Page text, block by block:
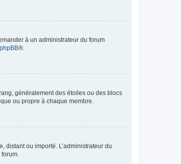
à un administrateur du forum
phpBB®.
généralement des étoiles ou des blocs
ou propre à chaque membre.
distant ou importé. L’administrateur du